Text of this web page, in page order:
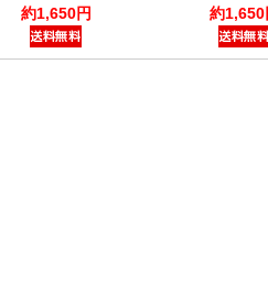
約1,650円
約1,650